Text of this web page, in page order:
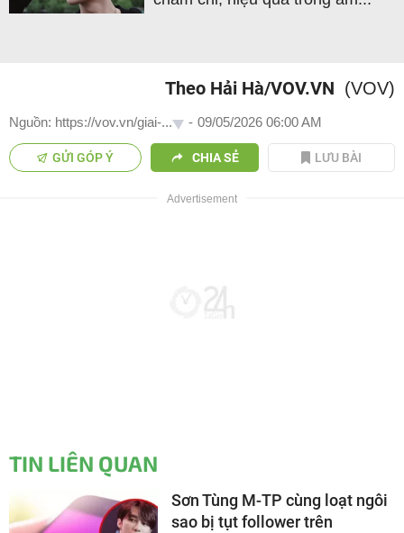
Theo Hải Hà/VOV.VN (VOV)
Nguồn: https://vov.vn/giai-... - 09/05/2026 06:00 AM
GỬI GÓP Ý CHIA SẺ LƯU BÀI
TIN LIÊN QUAN
Sơn Tùng M-TP cùng loạt ngôi
sao bị tụt follower trên